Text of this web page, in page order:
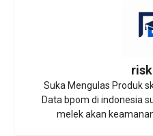
Suka Mengulas Produk
Data bpom di indonesia
melek akan